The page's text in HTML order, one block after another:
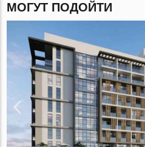
МОГУТ ПОДОЙТИ